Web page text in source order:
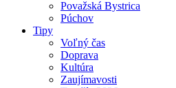
Považská Bystrica
Púchov
Tipy
Voľný čas
Doprava
Kultúra
Zaujímavosti